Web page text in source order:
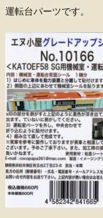
運転台パーツです。